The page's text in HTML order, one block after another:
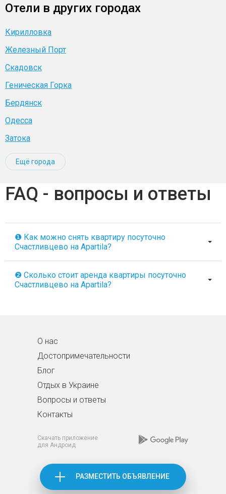
Отели в других городах
Кирилловка
Железный Порт
Скадовск
Геническая Горка
Бердянск
Одесса
Затока
Ещё города
FAQ - вопросы и ответы
❶ Как можно снять квартиру посуточно
Счастливцево на Apartila?
❷ Сколько стоит аренда квартиры посуточно
Счастливцево на Apartila?
О нас
Достопримечательности
Блог
Отдых в Украине
Вопросы и ответы
Контакты
Скачать приложение
для Андроид
РАЗМЕСТИТЬ ОБЪЯВЛЕНИЕ